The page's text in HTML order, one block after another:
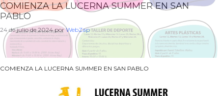
COMIENZA LA LUCERNA SUMMER EN SAN
PABLO
24 de julio de 2024 porWebZap
COMIENZA LA LUCERNA SUMMER EN SAN PABLO